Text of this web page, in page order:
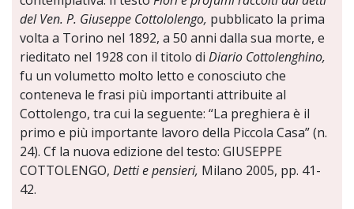
del Ven. P. Giuseppe Cottololengo, pubblicato la prima
volta a Torino nel 1892, a 50 anni dalla sua morte, e
rieditato nel 1928 con il titolo di Diario Cottolenghino,
fu un volumetto molto letto e conosciuto che
conteneva le frasi più importanti attribuite al
Cottolengo, tra cui la seguente: “La preghiera è il
primo e più importante lavoro della Piccola Casa” (n.
24). Cf la nuova edizione del testo: GIUSEPPE
COTTOLENGO, Detti e pensieri, Milano 2005, pp. 41-
42.